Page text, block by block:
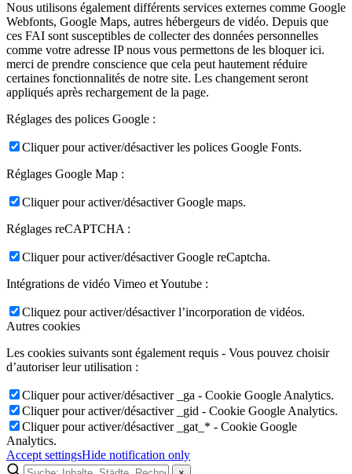
Nous utilisons également différents services externes comme Google
Webfonts, Google Maps, autres hébergeurs de vidéo. Depuis que
ces FAI sont susceptibles de collecter des données personnelles
comme votre adresse IP nous vous permettons de les bloquer ici.
merci de prendre conscience que cela peut hautement réduire
certaines fonctionnalités de notre site. Les changement seront
appliqués après rechargement de la page.
Réglages des polices Google :
Cliquer pour activer/désactiver les polices Google Fonts.
Réglages Google Map :
Cliquer pour activer/désactiver Google maps.
Réglages reCAPTCHA :
Cliquer pour activer/désactiver Google reCaptcha.
Intégrations de vidéo Vimeo et Youtube :
Cliquez pour activer/désactiver l’incorporation de vidéos.
Autres cookies
Les cookies suivants sont également requis - Vous pouvez choisir
d’autoriser leur utilisation :
Cliquer pour activer/désactiver _ga - Cookie Google Analytics.
Cliquer pour activer/désactiver _gid - Cookie Google Analytics.
Cliquer pour activer/désactiver _gat_* - Cookie Google
Analytics.
Accept settingsHide notification only